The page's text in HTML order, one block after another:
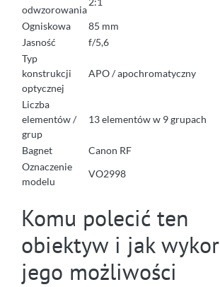
odwzorowania
Ogniskowa
85 mm
Jasność
f/5,6
Typ
konstrukcji
optycznej
APO / apochromatyczny
Liczba
elementów /
grup
13 elementów w 9 grupach
Bagnet
Canon RF
Oznaczenie
modelu
VO2998
Komu polecić ten
obiektyw i jak
jego możliwości